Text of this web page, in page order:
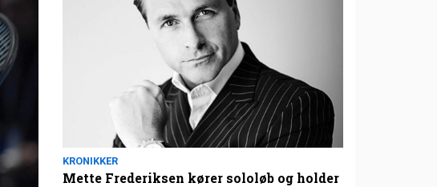
KRONIKKER
Mette Frederiksen kører sololøb og holder